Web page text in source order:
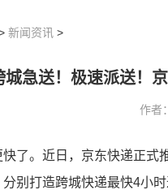
新闻资讯 >
城急送！极速派送！
作者
了。近日，京东快递正式
别打造跨城快递最快4小